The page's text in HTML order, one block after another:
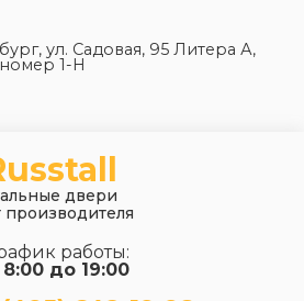
ул. Садовая, 95 Литера А,
1-Н
двери
производителя
работы:
8:00 до 19:00